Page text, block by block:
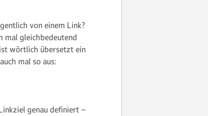
von einem Link?
mal gleichbedeutend
wörtlich übersetzt ein
mal so aus:
genau definiert –